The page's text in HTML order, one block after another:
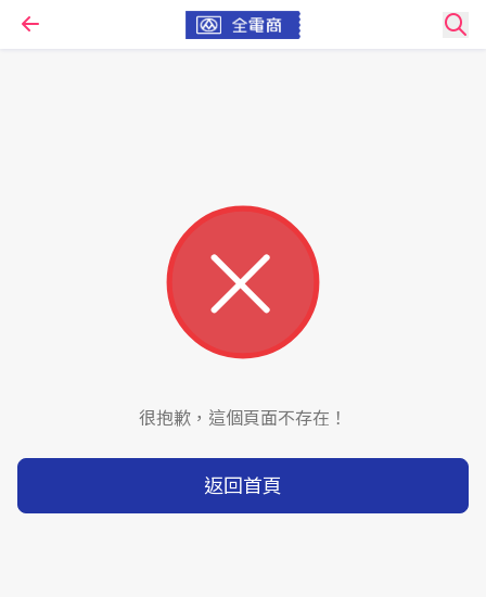
很抱歉，這個頁面不存在！
返回首頁